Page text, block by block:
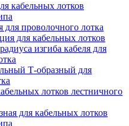
кабельных лотков
для проволочного лотка
для кабельных лотков
изгиба кабеля для
Т-образный для
лотков лестничного
для кабельных лотков